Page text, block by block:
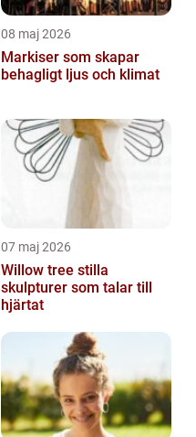
08 maj 2026
Markiser som skapar
behagligt ljus och klimat
07 maj 2026
Willow tree stilla
skulpturer som talar till
hjärtat